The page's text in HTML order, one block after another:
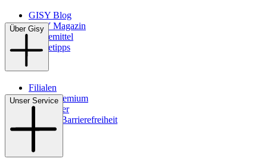
GISY Blog
GISY Magazin
Pflegemittel
Pflegetipps
Über Gisy
Filialen
WMS-Premium
Newsletter
Digitale Barrierefreiheit
Unser Service